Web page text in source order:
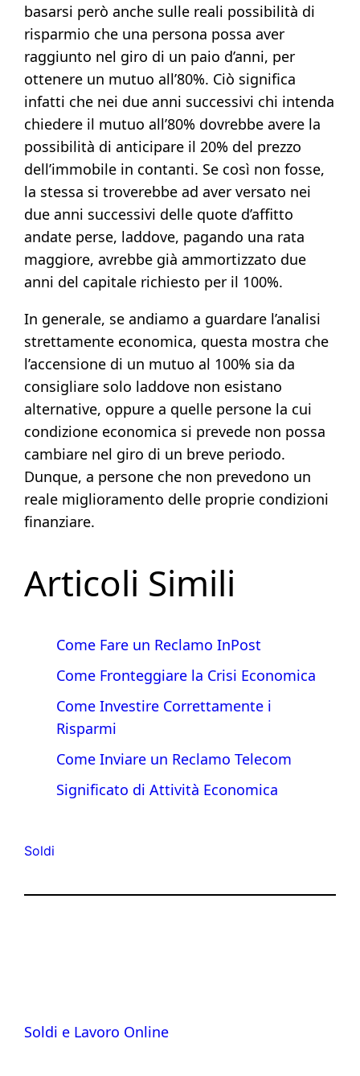
basarsi però anche sulle reali possibilità di
risparmio che una persona possa aver
raggiunto nel giro di un paio d’anni, per
ottenere un mutuo all’80%. Ciò significa
infatti che nei due anni successivi chi intenda
chiedere il mutuo all’80% dovrebbe avere la
possibilità di anticipare il 20% del prezzo
dell’immobile in contanti. Se così non fosse,
la stessa si troverebbe ad aver versato nei
due anni successivi delle quote d’affitto
andate perse, laddove, pagando una rata
maggiore, avrebbe già ammortizzato due
anni del capitale richiesto per il 100%.
In generale, se andiamo a guardare l’analisi
strettamente economica, questa mostra che
l’accensione di un mutuo al 100% sia da
consigliare solo laddove non esistano
alternative, oppure a quelle persone la cui
condizione economica si prevede non possa
cambiare nel giro di un breve periodo.
Dunque, a persone che non prevedono un
reale miglioramento delle proprie condizioni
finanziare.
Articoli Simili
Come Fare un Reclamo InPost
Come Fronteggiare la Crisi Economica
Come Investire Correttamente i
Risparmi
Come Inviare un Reclamo Telecom
Significato di Attività Economica
Soldi
Soldi e Lavoro Online